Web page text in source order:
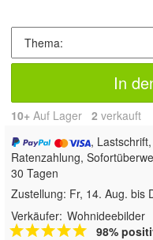
In
10+ Auf Lager 2 verkauft
,
Ratenzahlung,
30 Tagen
Zustellung: Fr, 14. Aug. bis
Verkäufer: Wohnideebilder
98%